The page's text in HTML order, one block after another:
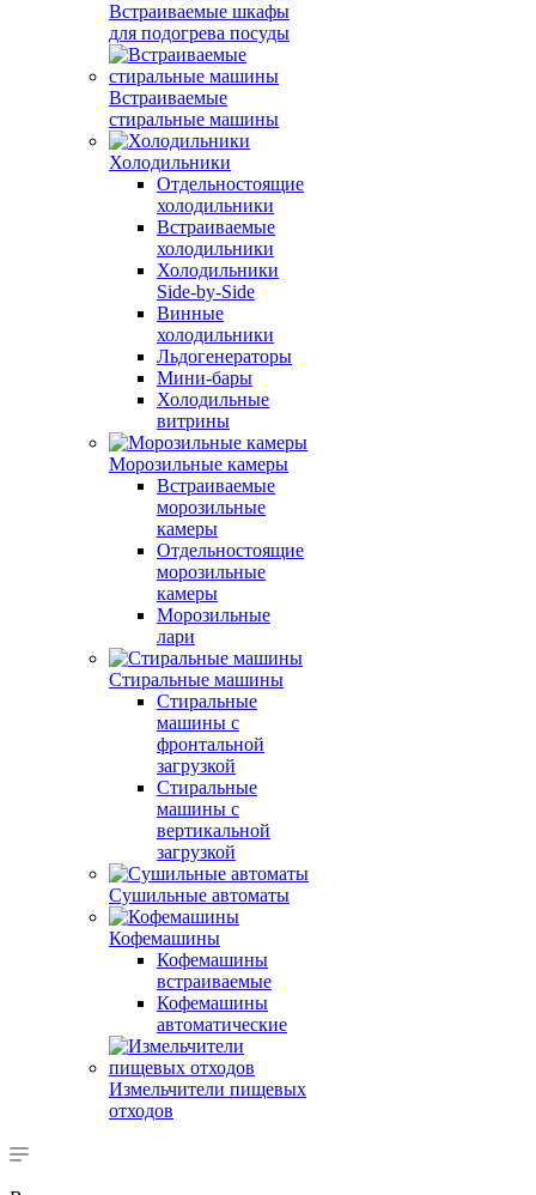
Встраиваемые шкафы
для подогрева посуды
Встраиваемые
стиральные машины
Холодильники
Отдельностоящие
холодильники
Встраиваемые
холодильники
Холодильники
Side-by-Side
Винные
холодильники
Льдогенераторы
Мини-бары
Холодильные
витрины
Морозильные камеры
Встраиваемые
морозильные
камеры
Отдельностоящие
морозильные
камеры
Морозильные
лари
Стиральные машины
Стиральные
машины с
фронтальной
загрузкой
Стиральные
машины с
вертикальной
загрузкой
Сушильные автоматы
Кофемашины
Кофемашины
встраиваемые
Кофемашины
автоматические
Измельчители пищевых
отходов